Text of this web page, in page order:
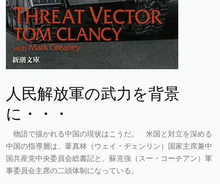
人民解放軍の武力を背景
に・・・
物語で描かれる中国の現状はこうだ。 米国と対立を深める
中国の指導層は、葦真林（ウェイ・ヂェンリン）国家主席兼中
国共産党中央委員会総書記と、蘇克強（スー・コーチアン）軍
事委員会主席の二頭体制になっている。